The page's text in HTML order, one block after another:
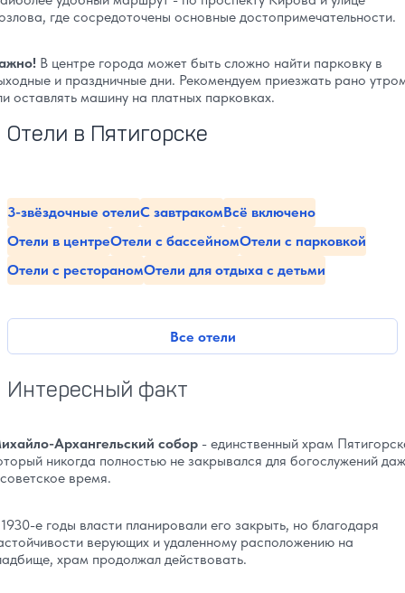
где сосредоточены основные достопримечательности.
В центре города может быть сложно найти парковку в
и праздничные дни. Рекомендуем приезжать рано
оставлять машину на платных парковках.
Отели в Пятигорске
Все отели
3-звёздочные отелиС завтракомВсё включено
Отели в центреОтели с бассейномОтели с парковкой
Отели с рестораномОтели для отдыха с детьми
Интересный факт
Архангельский собор - единственный храм
никогда полностью не закрывался для богослужений
время.
е годы власти планировали его закрыть, но благодаря
верующих и удаленному расположению на
храм продолжал действовать.